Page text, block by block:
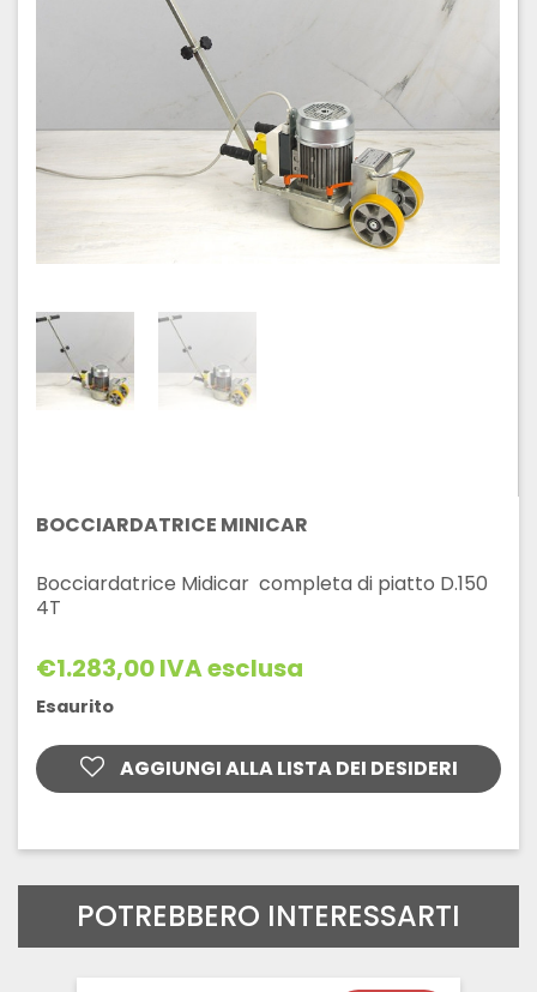
BOCCIARDATRICE MINICAR
Bocciardatrice Midicar completa di piatto D.150
4T
€1.283,00IVA esclusa
Esaurito
AGGIUNGI ALLA LISTA DEI DESIDERI
POTREBBERO INTERESSARTI